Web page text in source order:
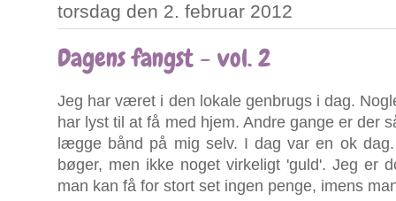
torsdag den 2. februar 2012
Dagens fangst - vol. 2
Jeg har været i den lokale genbrugs i dag.
har lyst til at få med hjem. Andre gange er der
lægge bånd på mig selv. I dag var en ok
bøger, men ikke noget virkeligt 'guld'. Jeg er
man kan få for stort set ingen penge, imens